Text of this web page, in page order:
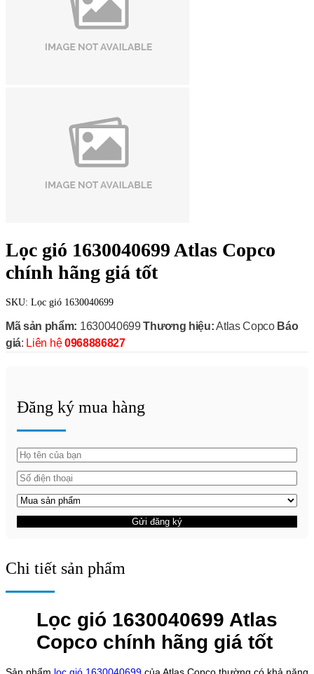
Lọc gió 1630040699 Atlas Copco
chính hãng giá tốt
SKU: Lọc gió 1630040699
Mã sản phẩm: 1630040699 Thương hiệu:Atlas Copco Báo
giá: Liên hệ0968886827
Đăng ký mua hàng
Gửi đăng ký
Chi tiết sản phẩm
Lọc gió 1630040699 Atlas
Copco chính hãng giá tốt